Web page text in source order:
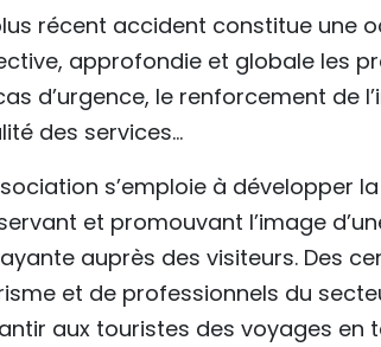
récent accident constitue une
approfondie et globale les
d’urgence, le renforcement de
des services...
s’emploie à développer
et promouvant l’image
auprès des visiteurs. Des
et de professionnels du
aux touristes des voyages en